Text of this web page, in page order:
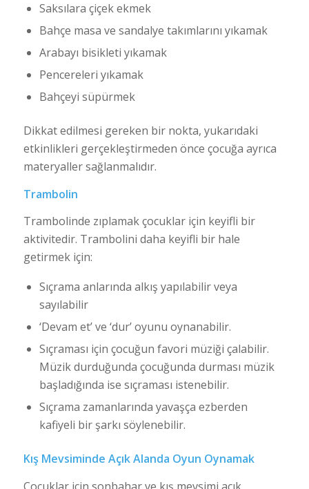
Saksılara çiçek ekmek
Bahçe masa ve sandalye takımlarını yıkamak
Arabayı bisikleti yıkamak
Pencereleri yıkamak
Bahçeyi süpürmek
Dikkat edilmesi gereken bir nokta, yukarıdaki
etkinlikleri gerçekleştirmeden önce çocuğa ayrıca
materyaller sağlanmalıdır.
Trambolin
Trambolinde zıplamak çocuklar için keyifli bir
aktivitedir. Trambolini daha keyifli bir hale
getirmek için:
Sıçrama anlarında alkış yapılabilir veya
sayılabilir
‘Devam et’ ve ‘dur’ oyunu oynanabilir.
Sıçraması için çocuğun favori müziği çalabilir.
Müzik durduğunda çocuğunda durması müzik
başladığında ise sıçraması istenebilir.
Sıçrama zamanlarında yavaşça ezberden
kafiyeli bir şarkı söylenebilir.
Kış Mevsiminde Açık Alanda Oyun Oynamak
Çocuklar için sonbahar ve kış mevsimi açık